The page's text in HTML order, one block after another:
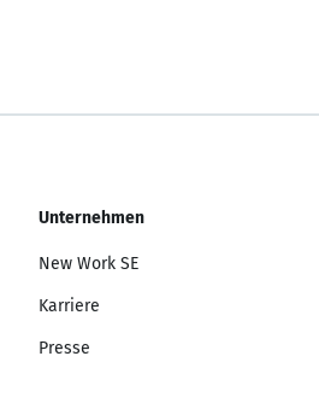
Unternehmen
New Work SE
Karriere
Presse